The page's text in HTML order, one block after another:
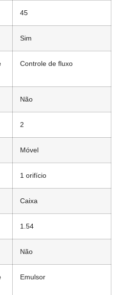
45
Sim
Controle de fluxo
Não
2
Móvel
1 orifício
Caixa
1.54
Não
Emulsor